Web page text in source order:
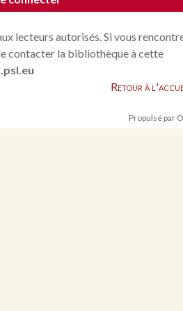
lecteurs autorisés. Si vous
contacter la bibliothèque à cette
Retour à
Propulsé par